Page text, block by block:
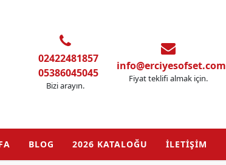
02422481857
05386045045
Bizi arayın.
info@erciyesofset.com
Fiyat teklifi almak için.
BLOG 2026 KATALOĞU İLETİŞİM